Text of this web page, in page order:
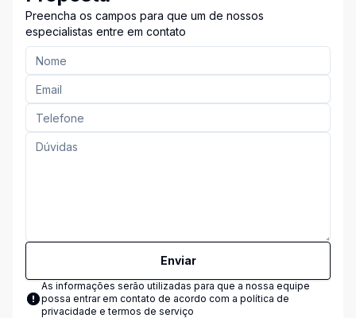
Preencha os campos para que um de nossos
especialistas entre em contato
Enviar
As informações serão utilizadas para que a nossa equipe
possa entrar em contato de acordo com a política de
privacidade e termos de serviço